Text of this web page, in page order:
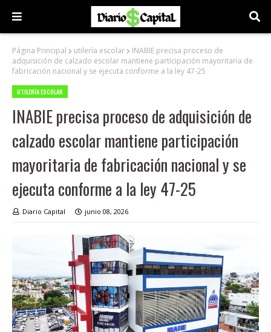
Página Principal utilería escolar
INABIE precisa proceso de
adquisición de calzado escolar mantiene participación mayoritaria de
fabricación nacional y se ejecuta conforme a la ley 47-25
UTILERÍA ESCOLAR
INABIE precisa proceso de adquisición de
calzado escolar mantiene participación
mayoritaria de fabricación nacional y se
ejecuta conforme a la ley 47-25
Diario Capital junio 08, 2026